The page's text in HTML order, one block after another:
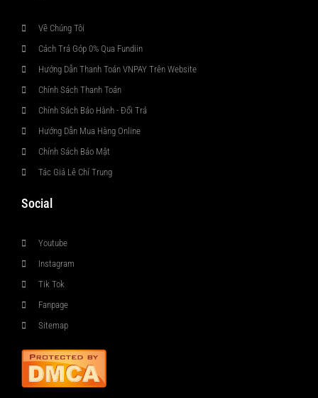
Về Chúng Tôi
Cách Trả Góp 0% Qua Fundiin
Hướng Dẫn Thanh Toán VNPAY Trên Website
Chính Sách Thanh Toán
Chính Sách Bảo Hành - Đổi Trả
Hướng Dẫn Mua Hàng Online
Chính Sách Bảo Mật
Tác Giả Lê Chí Trung
Social
Youtube
Instagram
Tik Tok
Fanpage
Sitemap